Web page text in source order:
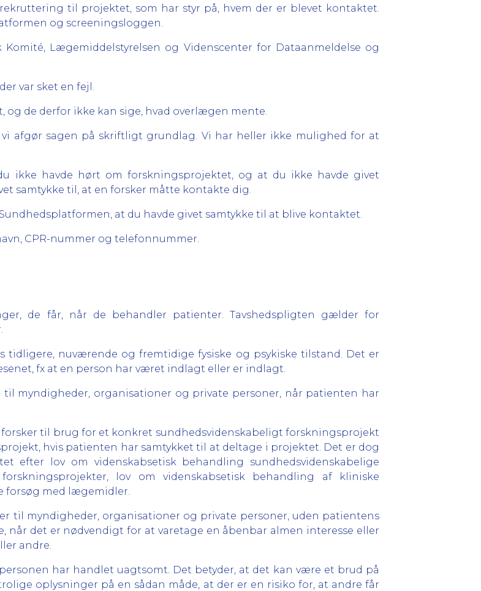
til projektet, som har styr på, hvem der er blevet kontaktet.
og screeningsloggen.
Lægemiddelstyrelsen og Videnscenter for Dataanmeldelse og
var sket en fejl.
de derfor ikke kan sige, hvad overlægen mente.
afgør sagen på skriftligt grundlag. Vi har heller ikke mulighed for at
ikke havde hørt om forskningsprojektet, og at du ikke havde givet
samtykke til, at en forsker måtte kontakte dig.
at du havde givet samtykke til at blive kontaktet.
CPR-nummer og telefonnummer.
de får, når de behandler patienter. Tavshedspligten gælder for
nuværende og fremtidige fysiske og psykiske tilstand. Det er
fx at en person har været indlagt eller er indlagt.
myndigheder, organisationer og private personer, når patienten har
til brug for et konkret sundhedsvidenskabeligt forskningsprojekt
hvis patienten har samtykket til at deltage i projektet. Det er dog
efter lov om videnskabsetisk behandling sundhedsvidenskabelige
lov om videnskabsetisk behandling af kliniske
forsøg med lægemidler.
til myndigheder, organisationer og private personer, uden patientens
når det er nødvendigt for at varetage en åbenbar almen interesse eller
andre.
har handlet uagtsomt. Det betyder, at det kan være et brud på
oplysninger på en sådan måde, at der er en risiko for, at andre får